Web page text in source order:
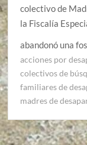
colectivo de
la Fiscalía
abandonó una
acciones por
colectivos de
familiares de
madres de